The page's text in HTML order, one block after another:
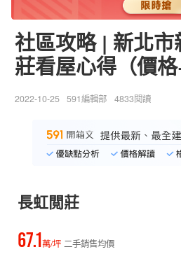
社區攻略 | 新北
莊看屋心得（價格
2022-10-25 591編輯部 4833閱讀
長虹閲莊
67.1萬/坪 二手銷售均價